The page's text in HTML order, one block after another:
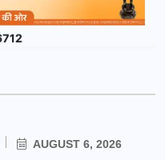
AUGUST 6, 2026